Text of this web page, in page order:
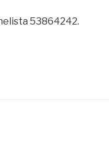
53864242.